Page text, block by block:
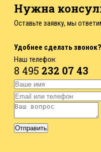
Нужна
Оставьте заявку, мы
Удобнее сделать звонок?
Наш телефон:
8 495 232 07 43